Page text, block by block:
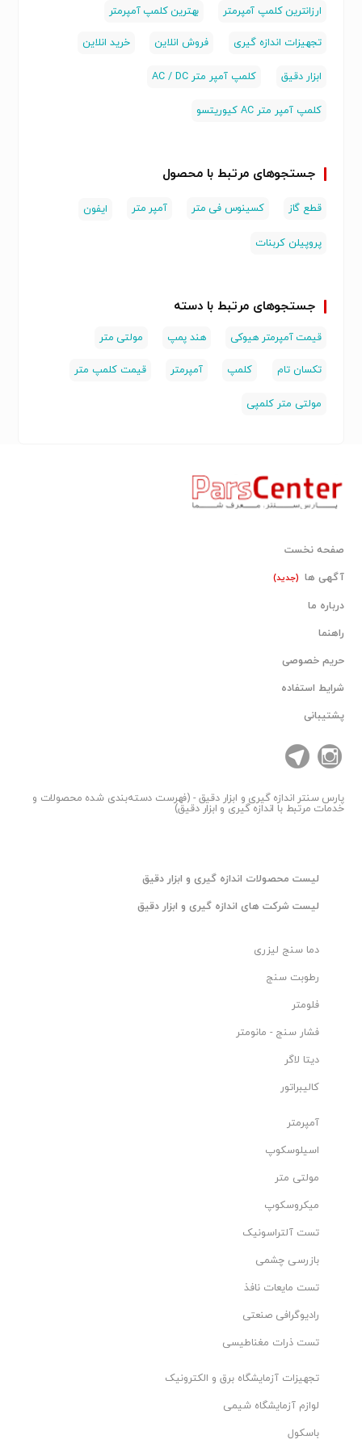
ارزانترین کلمپ آمپرمتر
بهترین کلمپ آمپرمتر
تجهیزات اندازه گیری فروش انلاین خرید انلاین
ابزار دقیق کلمپ آمپر متر AC / DC
کلمپ آمپر متر AC کیوریتسو
جستجوهای مرتبط با محصول
قطع گاز کسینوس فی متر آمپر متر ایفون
پروپیلن کربنات
جستجوهای مرتبط با دسته
قیمت آمپرمتر هیوکی هند پمپ مولتی متر
تکسان تام کلمپ آمپرمتر قیمت کلمپ متر
مولتی متر کلمپی
صفحه نخست
آگهی ها (جدید)
درباره ما
راهنما
حریم خصوصی
شرایط استفاده
پشتیبانی
پارس سنتر اندازه گیری و ابزار دقیق - (فهرست دسته‌بندی شده محصولات و
خدمات مرتبط با اندازه گیری و ابزار دقیق)
ليست محصولات اندازه گیری و ابزار دقیق
ليست شرکت های اندازه گیری و ابزار دقیق
دما سنج لیزری
رطوبت سنج
فلومتر
فشار سنج - مانومتر
دیتا لاگر
کالیبراتور
آمپرمتر
اسیلوسکوپ
مولتی متر
میکروسکوپ
تست آلتراسونیک
بازرسی چشمی
تست مایعات نافذ
رادیوگرافی صنعتی
تست ذرات مغناطیسی
تجهیزات آزمایشگاه برق و الکترونیک
لوازم آزمایشگاه شیمی
باسکول